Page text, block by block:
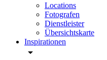
Locations
Fotografen
Dienstleister
Übersichtskarte
Inspirationen